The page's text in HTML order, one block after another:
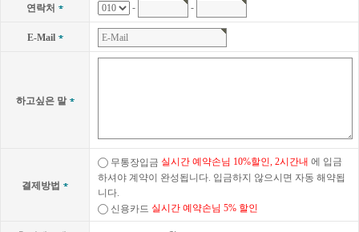
연락처 - -
E-Mail
하고싶은 말
결제방법
무통장입금 실시간 예약손님 10%할인, 2시간내 에 입금
하셔야 계약이 완성됩니다. 입금하지 않으시면 자동 해약됩
니다.
신용카드 실시간 예약손님 5% 할인